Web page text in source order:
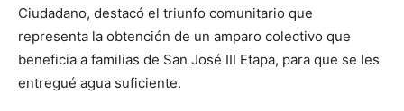
Ciudadano, destacó el triunfo comunitario que
representa la obtención de un amparo colectivo que
beneficia a familias de San José III Etapa, para que se les
entregué agua suficiente.